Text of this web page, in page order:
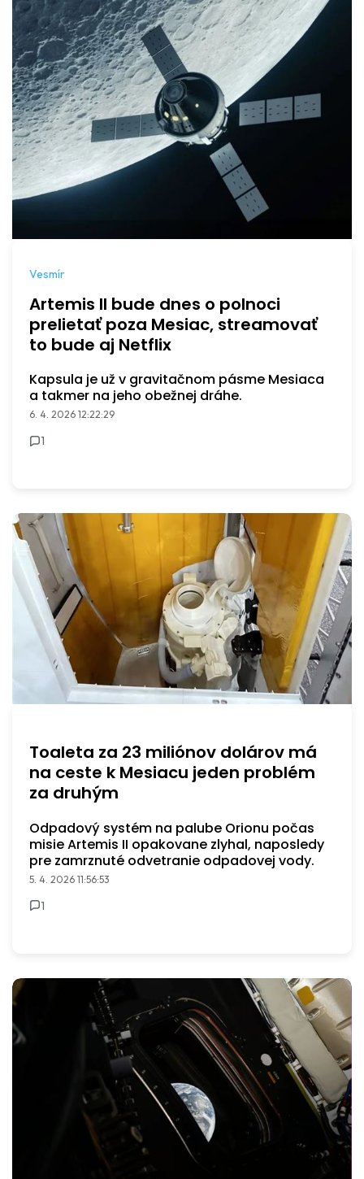
Vesmír
Artemis II bude dnes o polnoci
prelietať poza Mesiac, streamovať
to bude aj Netflix
Kapsula je už v gravitačnom pásme Mesiaca
a takmer na jeho obežnej dráhe.
6. 4. 2026 12:22:29
1
Toaleta za 23 miliónov dolárov má
na ceste k Mesiacu jeden problém
za druhým
Odpadový systém na palube Orionu počas
misie Artemis II opakovane zlyhal, naposledy
pre zamrznuté odvetranie odpadovej vody.
5. 4. 2026 11:56:53
1